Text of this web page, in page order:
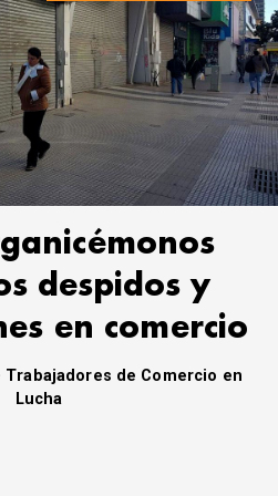
despidos y
en comercio
Trabajadores de Comercio en
Lucha